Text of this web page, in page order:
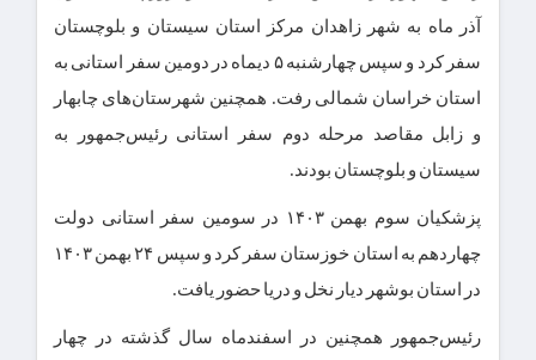
آذر ماه به شهر زاهدان مرکز استان سیستان و بلوچستان
سفر کرد و سپس چهارشنبه ۵ دیماه در دومین سفر استانی به
استان خراسان شمالی رفت. همچنین شهرستان‌های چابهار
و زابل مقاصد مرحله دوم سفر استانی رئیس‌جمهور به
سیستان و بلوچستان بودند.
پزشکیان سوم بهمن ۱۴۰۳ در سومین سفر استانی دولت
چهاردهم به استان خوزستان سفر کرد و سپس ۲۴ بهمن ۱۴۰۳
در استان بوشهر دیار نخل و دریا حضور یافت.
رئیس‌جمهور همچنین در اسفندماه سال گذشته در چهار